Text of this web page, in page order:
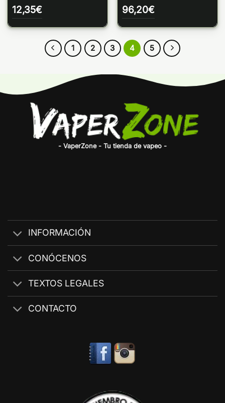
12,35€ 96,20€
1 2 3 4 5
- VaperZone - Tu tienda de vapeo -
INFORMACIÓN
CONÓCENOS
TEXTOS LEGALES
CONTACTO